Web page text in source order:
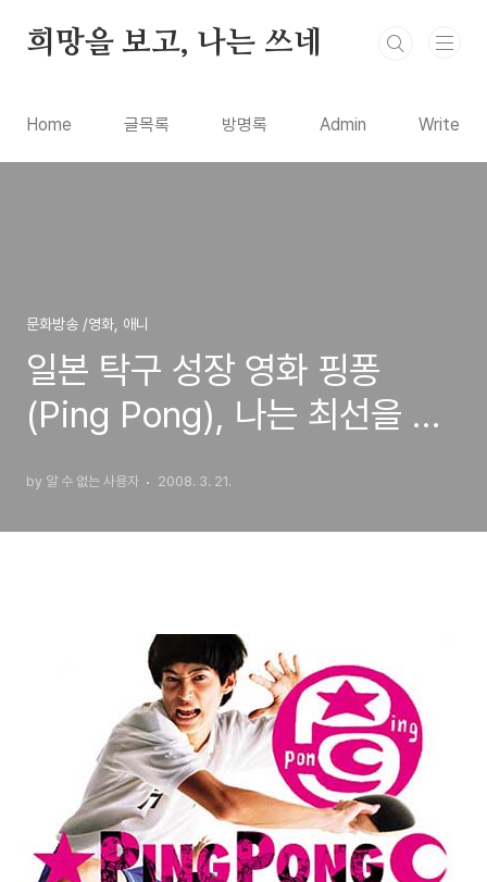
희망을 보고, 나는 쓰네
Home 글목록 방명록 Admin Write
문화방송 /영화, 애니
일본 탁구 성장 영화 핑퐁
(Ping Pong), 나는 최선을 다
by 알 수 없는 사용자 2008. 3. 21.